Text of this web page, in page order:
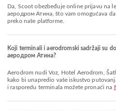
Da, Scoot obezbeđuje online prijavu na let za letove iz Међународни
аеродром Атина, što vam omogućava
preko naše platforme.
Koji terminali i aerodromski sadržaji su
аеродром Атина?
Aerodrom nudi Voz, Hotel Aerodrom, Šatl autobus i mnoge druge pogodnosti
kako bi unapredio vaše iskustvo
i rasporedu terminala možete pronaći na